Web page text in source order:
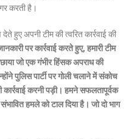
करती है।
हुए अपनी टीम की त्वरित कार्रवाई की
पर कार्रवाई करते हुए, हमारी टीम
जो एक गंभीर हिंसक अपराध की
पुलिस पार्टी पर गोली चलाने में संकोच
कार्रवाई करनी पड़ी। हमने सफलतापूर्वक
हमले को टाल दिया है। जो दो भाग